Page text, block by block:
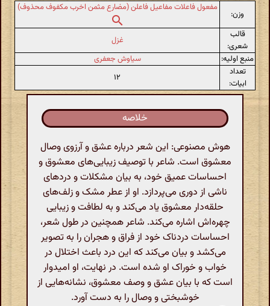
وزن:
مفعول فاعلات مفاعیل فاعلن (مضارع مثمن اخرب مکفوف محذوف)
قالب
شعری:
غزل
منبع اولیه:
سیاوش جعفری
تعداد
ابیات:
۱۲
خلاصه
هوش مصنوعی: این شعر درباره عشق و آرزوی وصال
معشوق است. شاعر با توصیف زیبایی‌های معشوق و
احساسات عمیق خود، به بیان مشکلات و دردهای
ناشی از دوری می‌پردازد. او از عطر مشک و زلف‌های
حلقه‌دار معشوق یاد می‌کند و به لطافت و زیبایی
چهره‌اش اشاره می‌کند. شاعر همچنین در طول شعر،
احساسات دردناک خود از فراق و هجران را به تصویر
می‌کشد و بیان می‌کند که این درد باعث اختلال در
خواب و خوراک او شده است. در نهایت، او امیدوار
است که با بیان عشق و وصف معشوق، نشانه‌هایی از
خوشبختی و وصال را به دست آورد.